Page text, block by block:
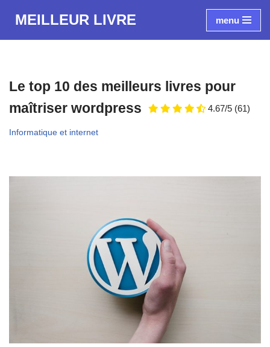
MEILLEUR LIVRE menu
Le top 10 des meilleurs livres pour
maîtriser wordpress
4.67/5 (61)
Informatique et internet